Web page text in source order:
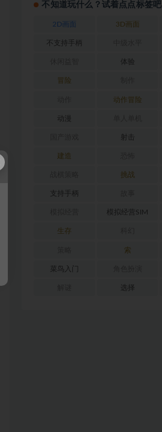
不知道玩什么？试着点点标签吧
2D画面 3D画面
不支持手柄
体验
冒险
动作冒险
动漫
射击
建造
挑战
支持手柄
模拟经营SIM
生存
索
菜鸟入门
选择